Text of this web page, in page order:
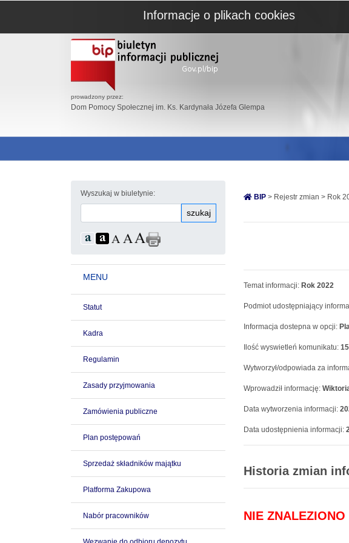
prowadzony przez:
Dom Pomocy Społecznej im. Ks. Kardynała Józefa Glempa
Wyszukaj w biuletynie:
szukaj
MENU
Statut
Kadra
Regulamin
Zasady przyjmowania
Zamówienia publiczne
Plan postępowań
Sprzedaż składników majątku
Platforma Zakupowa
Nabór pracowników
BIP > Rejestr zmian > Rok
Temat informacji: Rok 2022
Podmiot udostępniający
Informacja dostepna w opcji:
Ilość wyswietleń komunikatu:
Wytworzył/odpowiada za
Wprowadził informację:
Data wytworzenia informacji:
Data udostępnienia informacji:
Historia zmian
NIE
Informacje o plikach cookies